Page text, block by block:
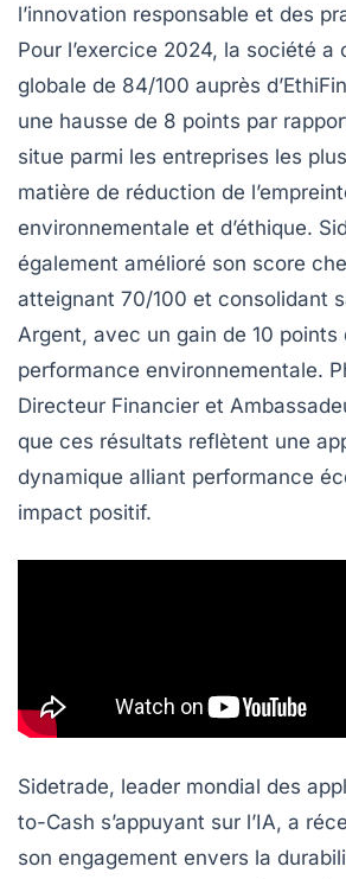
l’innovation responsable et des
Pour l’exercice 2024, la société a
globale de 84/100 auprès
une hausse de 8 points par
situe parmi les entreprises les
matière de réduction de
environnementale et d’éthique.
également amélioré son score
atteignant 70/100 et consolidant
Argent, avec un gain de 10 points
performance environnementale.
Directeur Financier et
que ces résultats reflètent une
dynamique alliant performance
impact positif.
Sidetrade, leader mondial des
to-Cash s’appuyant sur l’IA, a
son engagement envers la